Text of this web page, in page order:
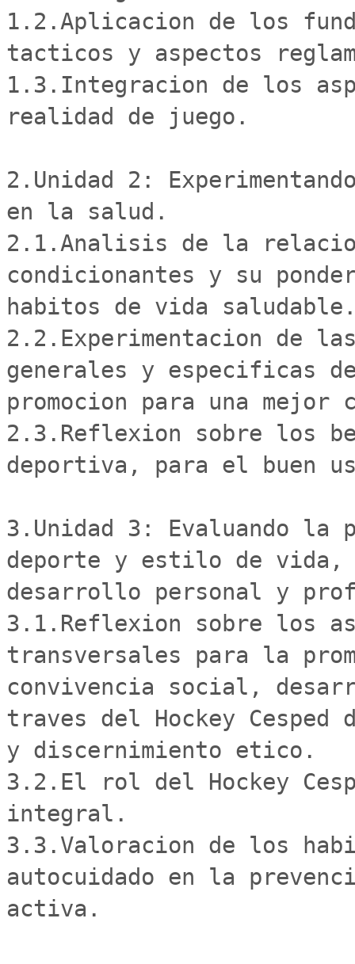
1.2.Aplicacion de los
tacticos y aspectos
1.3.Integracion de los
realidad de juego.
2.Unidad 2:
en la salud.
2.1.Analisis de la
condicionantes y su
habitos de vida
2.2.Experimentacion de
generales y especificas
promocion para una
2.3.Reflexion sobre los
deportiva, para el buen
3.Unidad 3: Evaluando la
deporte y estilo de vida,
desarrollo personal y
3.1.Reflexion sobre los
transversales para la
convivencia social,
traves del Hockey
y discernimiento etico.
3.2.El rol del Hockey
integral.
3.3.Valoracion de los
autocuidado en la
activa.